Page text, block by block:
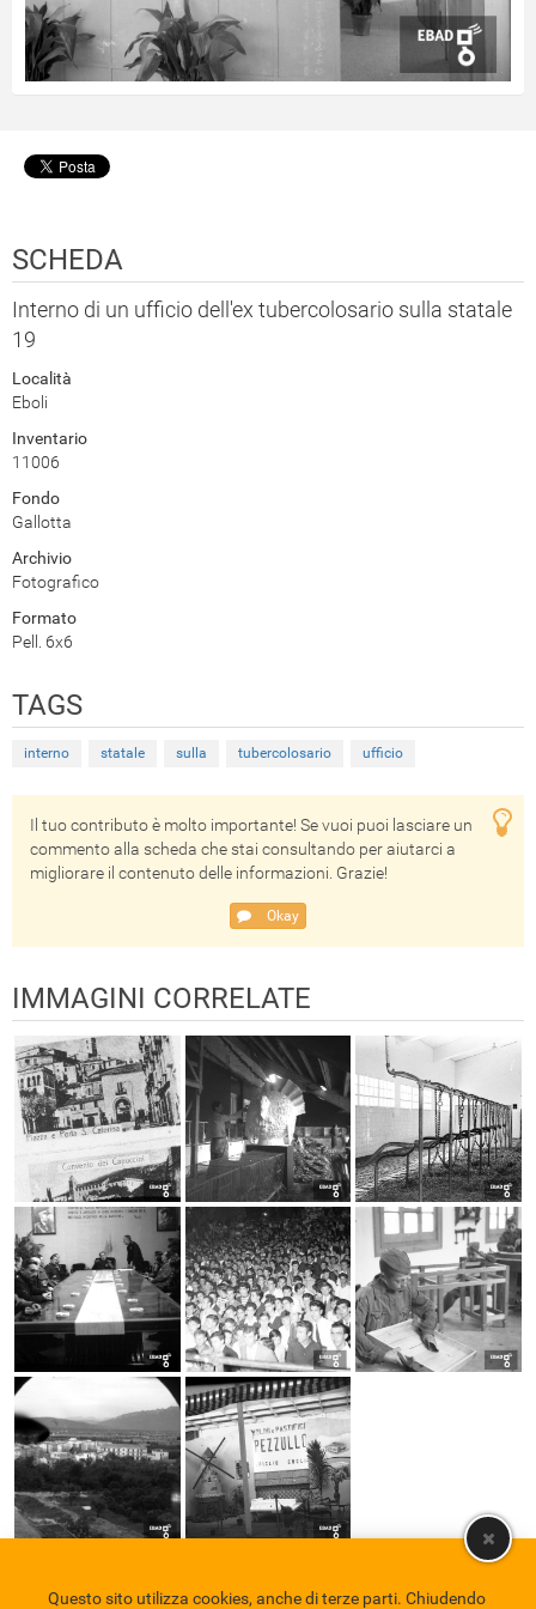
SCHEDA
Interno di un ufficio dell'ex tubercolosario sulla statale
19
Località
Eboli
Inventario
11006
Fondo
Gallotta
Archivio
Fotografico
Formato
Pell. 6x6
TAGS
interno statale sulla tubercolosario ufficio
Il tuo contributo è molto importante! Se vuoi puoi lasciare un
commento alla scheda che stai consultando per aiutarci a
migliorare il contenuto delle informazioni. Grazie!
Okay
IMMAGINI CORRELATE
Questo sito utilizza cookies, anche di terze parti. Chiudendo